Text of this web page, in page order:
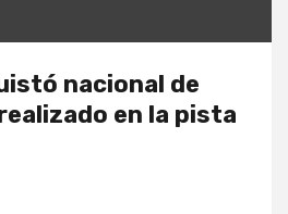
nacional de
en la pista